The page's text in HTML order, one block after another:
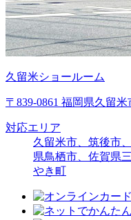
久留米ショールーム
〒839-0861 福岡県久留米
対応エリア
久留米市、筑後市
県鳥栖市、佐賀県
やき町